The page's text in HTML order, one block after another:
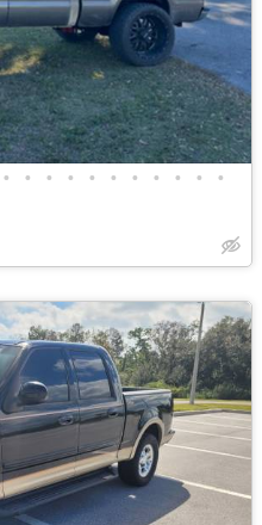
• • • • • • • • • • •